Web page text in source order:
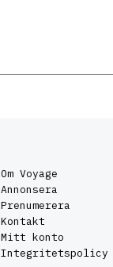
Om Voyage
Annonsera
Prenumerera
Kontakt
Mitt konto
Integritetspolicy